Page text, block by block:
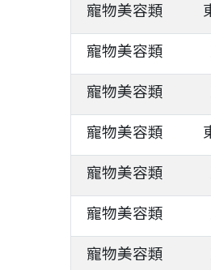
寵物美容類
寵物美容類
寵物美容類
寵物美容類
寵物美容類
寵物美容類
寵物美容類